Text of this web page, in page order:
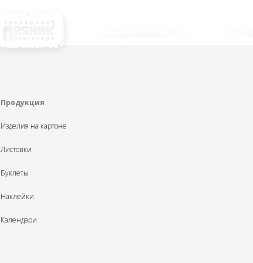
Продукция
Изделия на картоне
Листовки
Буклеты
Наклейки
Календари